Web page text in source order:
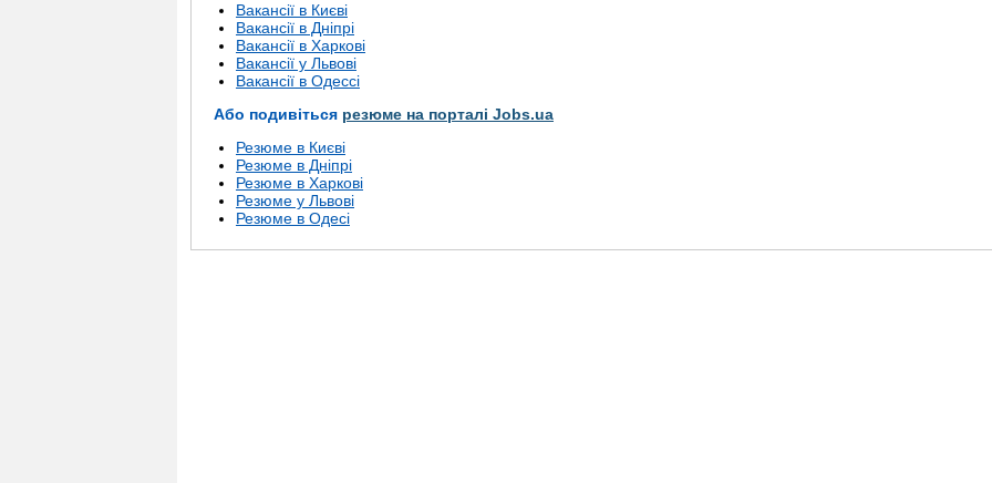
Вакансії в Києві
Вакансії в Дніпрі
Вакансії в Харкові
Вакансії у Львові
Вакансії в Одессі
Або подивіться резюме на порталі Jobs.ua
Резюме в Києві
Резюме в Дніпрі
Резюме в Харкові
Резюме у Львові
Резюме в Одесі